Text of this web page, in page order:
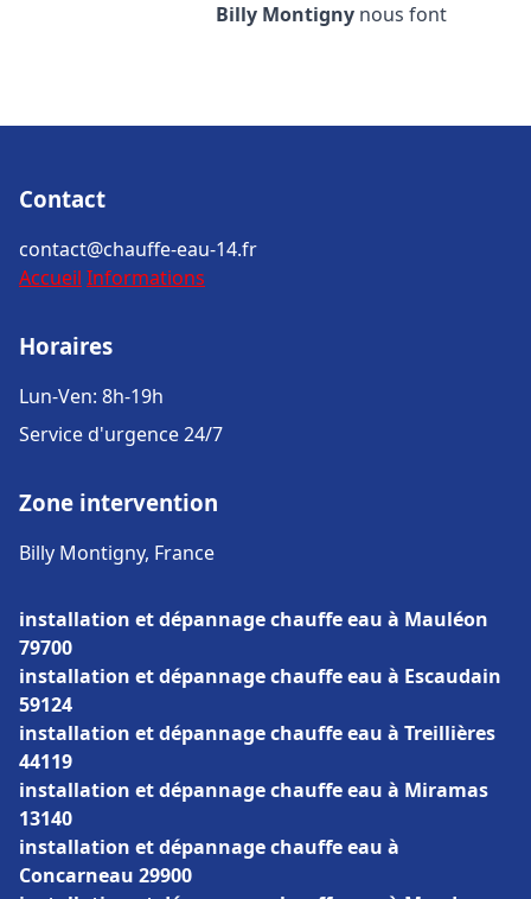
Billy Montigny nous font
Contact
contact@chauffe-eau-14.fr
Accueil Informations
Horaires
Lun-Ven: 8h-19h
Service d'urgence 24/7
Zone intervention
Billy Montigny, France
installation et dépannage chauffe eau à Mauléon
79700
installation et dépannage chauffe eau à Escaudain
59124
installation et dépannage chauffe eau à Treillières
44119
installation et dépannage chauffe eau à Miramas
13140
installation et dépannage chauffe eau à
Concarneau 29900